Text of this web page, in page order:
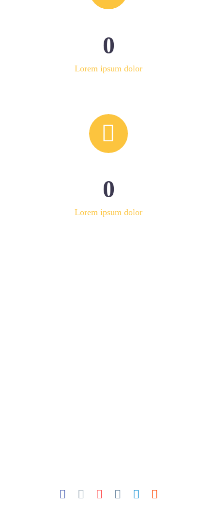
0
Lorem ipsum dolor


0
Lorem ipsum dolor